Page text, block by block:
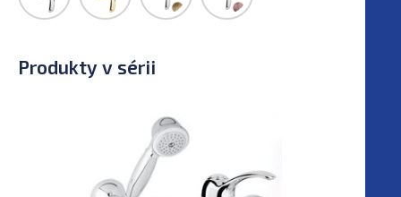
Produkty v sérii